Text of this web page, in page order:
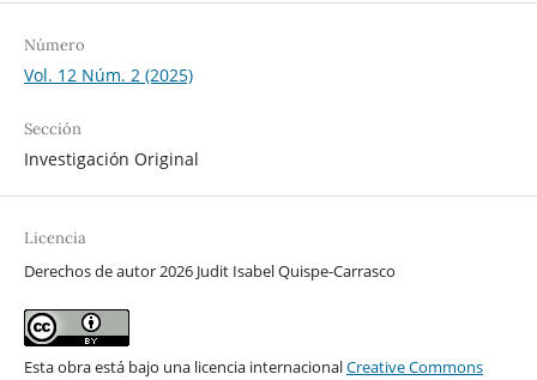
Número
Vol. 12 Núm. 2 (2025)
Sección
Investigación Original
Licencia
Derechos de autor 2026 Judit Isabel Quispe-Carrasco
Esta obra está bajo una licencia internacionalCreative Commons